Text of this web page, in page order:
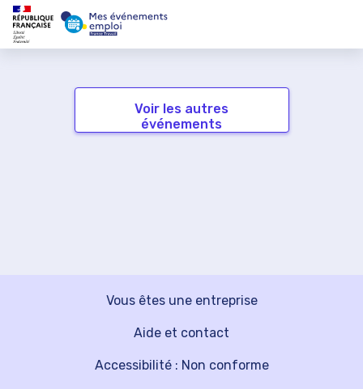
Voir les autres
événements
Vous êtes une entreprise
Aide et contact
Accessibilité : Non conforme